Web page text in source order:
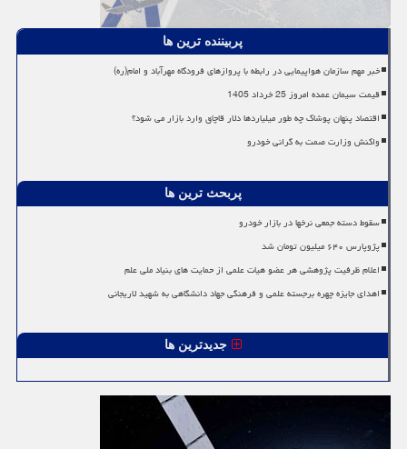
پربیننده ترین ها
خبر مهم سازمان هواپیمایی در رابطه با پروازهای فرودگاه مهرآباد و امام(ره)
قیمت سیمان عمده امروز 25 خرداد 1405
اقتصاد پنهان پوشاک چه طور میلیاردها دلار قاچاق وارد بازار می شود؟
واکنش وزارت صمت به گرانی خودرو
پربحث ترین ها
سقوط دسته جمعی نرخها در بازار خودرو
پژوپارس ۶۴۰ میلیون تومان شد
اعلام ظرفیت پژوهشی هر عضو هیات علمی از حمایت های بنیاد ملی علم
اهدای جایزه چهره برجسته علمی و فرهنگی جهاد دانشگاهی به شهید لاریجانی
جدیدترین ها